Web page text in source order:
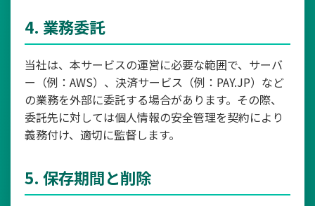
4. 業務委託
当社は、本サービスの運営に必要な範囲で、サーバ
ー（例：AWS）、決済サービス（例：PAY.JP）など
の業務を外部に委託する場合があります。その際、
委託先に対しては個人情報の安全管理を契約により
義務付け、適切に監督します。
5. 保存期間と削除